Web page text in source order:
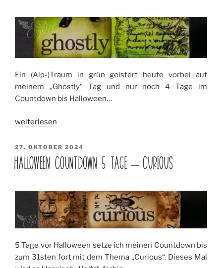
Ein (Alp-)Traum in grün geistert heute vorbei auf
meinem „Ghostly“ Tag und nur noch 4 Tage im
Countdown bis Halloween…
„Halloween
4
Tage
–
weiterlesen
VERÖFFENTLICHT
AM
27. OKTOBER 2024
HALLOWEEN COUNTDOWN 5 TAGE – CURIOUS
5 Tage vor Halloween setze ich meinen Countdown bis
zum 31sten fort mit dem Thema „Curious“. Dieses Mal